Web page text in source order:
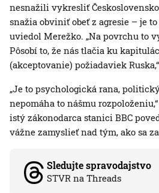
nesnažili vykresliť
snažia obviniť obeť z agresie – je
uviedol Merežko. „Na povrchu to
Pôsobí to, že nás tlačia ku
(akceptovanie) požiadaviek
„Je to psychologická rana,
nepomáha to nášmu
istý zákonodarca stanici BBC
vážne zamyslieť nad tým, ako sa
Sledujte spravodajstvo
STVR na Threads